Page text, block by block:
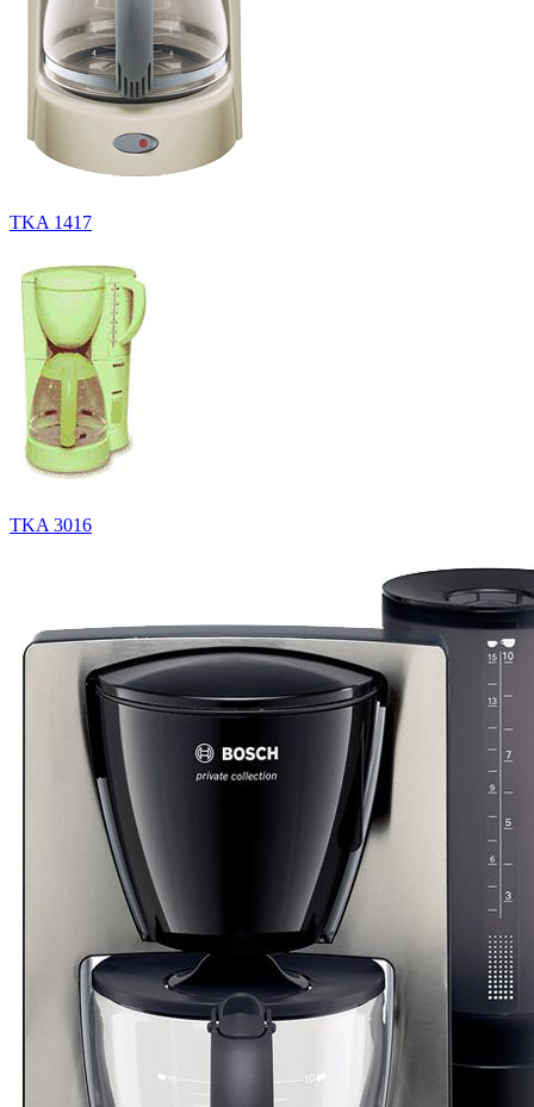
TKA 1417
TKA 3016